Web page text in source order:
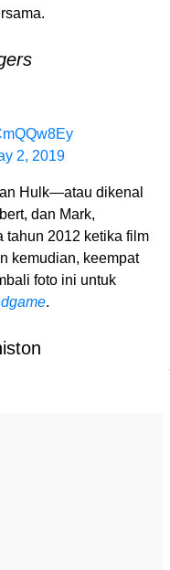
2, 2019
Hulk—atau dikenal
dan Mark,
tahun 2012 ketika film
kemudian, keempat
foto ini untuk
.